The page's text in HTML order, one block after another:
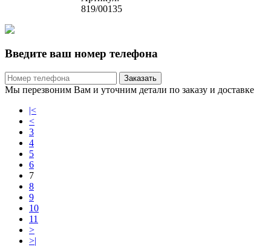
819/00135
Введите ваш номер телефона
Заказать
Мы перезвоним Вам и уточним детали по заказу и доставке
|<
<
3
4
5
6
7
8
9
10
11
>
>|